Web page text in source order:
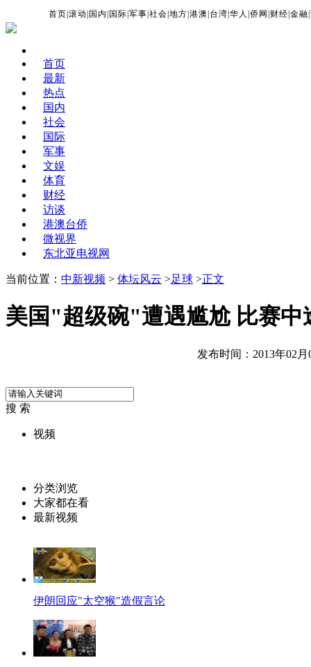
首页 |滚动 国内 国际 |军事 |社会 |地方 |港澳 台湾 |华人 |侨网 财经 |金融 |
首页
最新
热点
国内
社会
国际
军事
文娱
体育
财经
访谈
港澳台侨
微视界
东北亚电视网
当前位置： 中新视频 > 体坛风云 >足球 >正文
美国"超级碗"遭遇尴尬 比赛中
发布时间：2013年02月
搜 索
视频
分类浏览
大家都在看
最新视频
伊朗回应"太空猴"造假言论